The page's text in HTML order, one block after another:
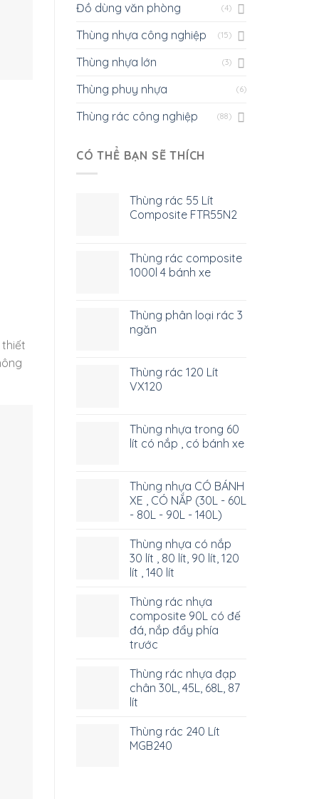
thiết
Đồ dùng văn phòng (4)
Thùng nhựa công nghiệp (15)
Thùng nhựa lớn (3)
Thùng phuy nhựa (6)
Thùng rác công nghiệp (88)
CÓ THỂ BẠN SẼ THÍCH
Thùng rác 55 Lít
Composite FTR55N2
Thùng rác composite
1000l 4 bánh xe
Thùng phân loại rác 3
ngăn
Thùng rác 120 Lít
VX120
Thùng nhựa trong 60
lít có nắp , có bánh xe
Thùng nhựa CÓ BÁNH
XE , CÓ NẮP (30L - 60L
- 80L - 90L - 140L)
Thùng nhựa có nắp
30 lít , 80 lít, 90 lít, 120
lít , 140 lít
Thùng rác nhựa
composite 90L có đế
đá, nắp đẩy phía
trước
Thùng rác nhựa đạp
chân 30L, 45L, 68L, 87
lít
Thùng rác 240 Lít
MGB240